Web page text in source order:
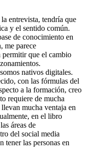
entrevista, tendría que
y el sentido común.
de conocimiento en
me parece
permitir que el cambio
nativos digitales.
con las fórmulas del
a la formación, creo
requiere de mucha
mucha ventaja en
en el libro
áreas de
del social media
tener las personas en